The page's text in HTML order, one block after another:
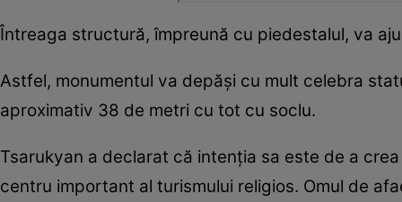
Întreaga structură, împreună cu piedestalul, va
Astfel, monumentul va depăși cu mult celebra
aproximativ 38 de metri cu tot cu soclu.
Tsarukyan a declarat că intenția sa este de a
centru important al turismului religios. Omul de